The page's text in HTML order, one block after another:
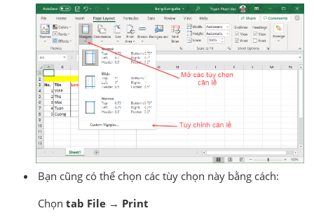
Bạn cũng có thể chọn các tùy chọn này bằng cách:
Chọntab File → Print